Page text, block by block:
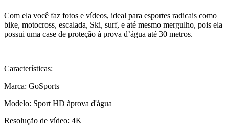
Com ela você faz fotos e vídeos, ideal para esportes radicais como
bike, motocross, escalada, Ski, surf, e até mesmo mergulho, pois ela
possui uma case de proteção à prova d’água até 30 metros.
Características:
Marca: GoSports
Modelo: Sport HD àprova d'água
Resolução de vídeo: 4K